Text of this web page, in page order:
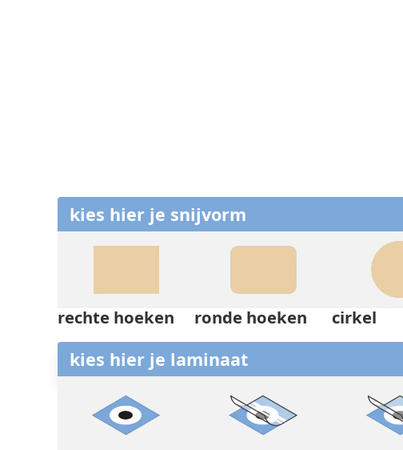
kies hier je snijvorm
rechte hoeken ronde hoeken cirkel
kies hier je laminaat